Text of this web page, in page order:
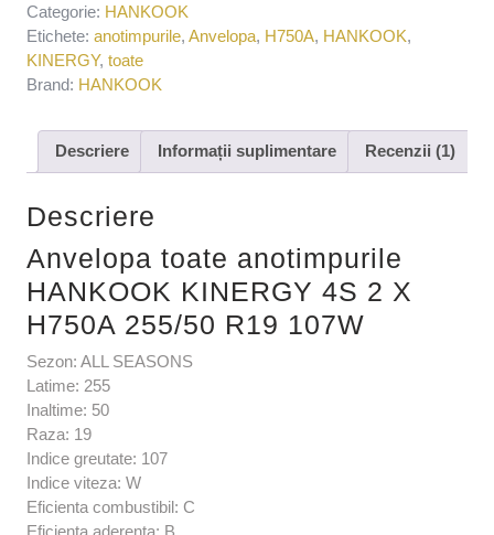
Categorie: HANKOOK
Etichete: anotimpurile, Anvelopa, H750A, HANKOOK,
KINERGY, toate
Brand: HANKOOK
Descriere Informații suplimentare Recenzii (1)
Descriere
Anvelopa toate anotimpurile
HANKOOK KINERGY 4S 2 X
H750A 255/50 R19 107W
Sezon: ALL SEASONS
Latime: 255
Inaltime: 50
Raza: 19
Indice greutate: 107
Indice viteza: W
Eficienta combustibil: C